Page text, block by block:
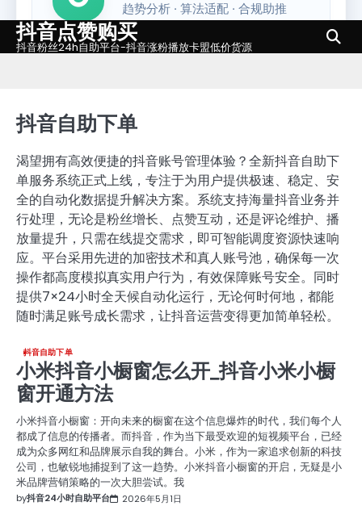
Skip抖音点赞购买
抖音粉丝24h自助平台-抖音涨粉播放卡盟低价货源
抖音自助下单
渴望拥有高效便捷的抖音账号管理体验？全新抖音自助下
单服务系统正式上线，专注于为用户提供极速、稳定、安
全的自动化数据提升解决方案。系统支持海量抖音业务并
行处理，无论是粉丝增长、点赞互动，还是评论维护、播
放量提升，只需在线提交需求，即可智能调度资源快速响
应。平台采用先进的加密技术和真人账号池，确保每一次
操作都高度模拟真实用户行为，有效保障账号安全。同时
提供7×24小时全天候自动化运行，无论何时何地，都能
随时满足账号成长需求，让抖音运营变得更加简单轻松。
抖音自助下单
小米抖音小橱窗怎么开_抖音小米小橱
窗开通方法
小米抖音小橱窗：开向未来的橱窗在这个信息爆炸的时代，我们每个人
都成了信息的传播者。而抖音，作为当下最受欢迎的短视频平台，已经
成为众多网红和品牌展示自我的舞台。小米，作为一家追求创新的科技
公司，也敏锐地捕捉到了这一趋势。小米抖音小橱窗的开启，无疑是小
米品牌营销策略的一次大胆尝试。我
by抖音24小时自助平台 2026年5月1日